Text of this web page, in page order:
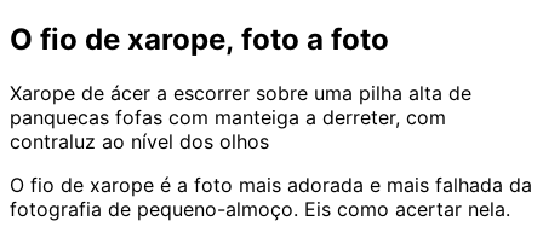
O fio de xarope, foto a foto
Xarope de ácer a escorrer sobre uma pilha alta de
panquecas fofas com manteiga a derreter, com
contraluz ao nível dos olhos
O fio de xarope é a foto mais adorada e mais falhada da
fotografia de pequeno-almoço. Eis como acertar nela.